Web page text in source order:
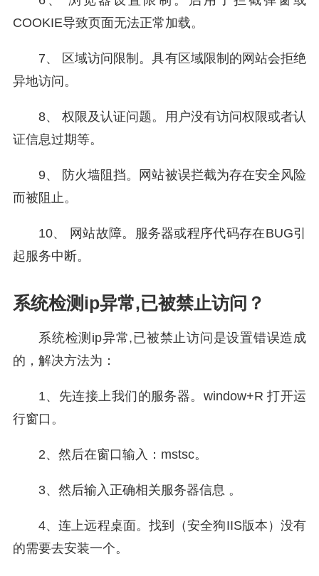
COOKIE导致页面无法正常加载。
7、 区域访问限制。具有区域限制的网站会拒绝
异地访问。
8、 权限及认证问题。用户没有访问权限或者认
证信息过期等。
9、 防火墙阻挡。网站被误拦截为存在安全风险
而被阻止。
10、 网站故障。服务器或程序代码存在BUG引
起服务中断。
系统检测ip异常,已被禁止访问？
系统检测ip异常,已被禁止访问是设置错误造成
的，解决方法为：
1、先连接上我们的服务器。window+R 打开运
行窗口。
2、然后在窗口输入：mstsc。
3、然后输入正确相关服务器信息 。
4、连上远程桌面。找到（安全狗IIS版本）没有
的需要去安装一个。